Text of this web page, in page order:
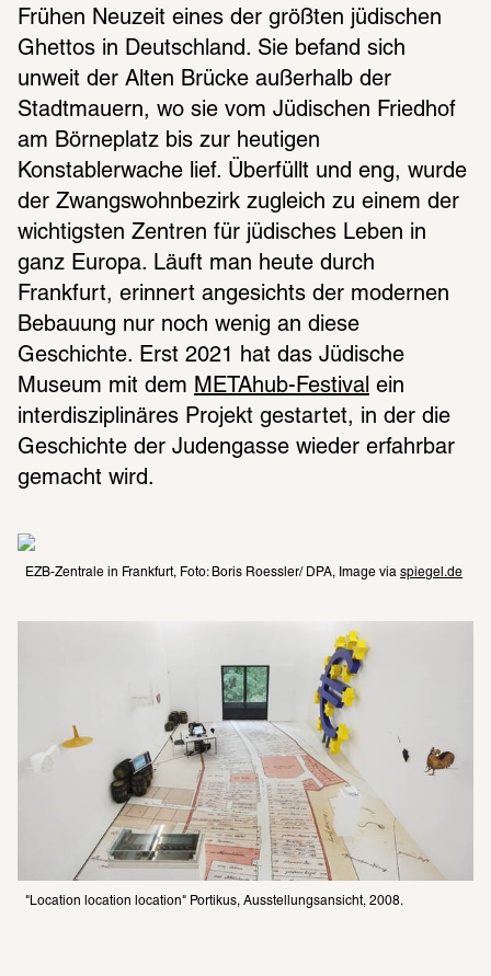
Frühen Neuzeit eines der größten jüdischen
Ghettos in Deutschland. Sie befand sich
unweit der Alten Brücke außerhalb der
Stadtmauern, wo sie vom Jüdischen Friedhof
am Börneplatz bis zur heutigen
Konstablerwache lief. Überfüllt und eng, wurde
der Zwangswohnbezirk zugleich zu einem der
wichtigsten Zentren für jüdisches Leben in
ganz Europa. Läuft man heute durch
Frankfurt, erinnert angesichts der modernen
Bebauung nur noch wenig an diese
Geschichte. Erst 2021 hat das Jüdische
Museum mit dem
METAhub-Festival ein
interdisziplinäres Projekt gestartet, in der die
Geschichte der Judengasse wieder erfahrbar
gemacht wird.
EZB-Zentrale in Frankfurt, Foto: Boris Roessler/ DPA, Image via spiegel.de
"Location location location" Portikus, Ausstellungsansicht, 2008.